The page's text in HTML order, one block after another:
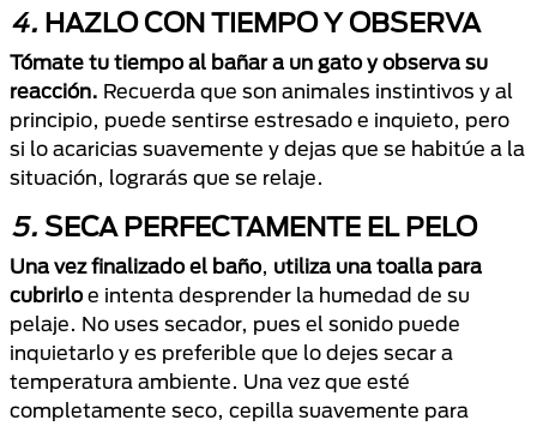
4. HAZLO CON TIEMPO Y OBSERVA
Tómate tu tiempo al bañar a un gato y observa su
reacción. Recuerda que son animales instintivos y al
principio, puede sentirse estresado e inquieto, pero
si lo acaricias suavemente y dejas que se habitúe a la
situación, lograrás que se relaje.
5. SECA PERFECTAMENTE EL PELO
Una vez finalizado el baño, utiliza una toalla para
cubrirloe intenta desprender la humedad de su
pelaje. No uses secador, pues el sonido puede
inquietarlo y es preferible que lo dejes secar a
temperatura ambiente. Una vez que esté
completamente seco, cepilla suavemente para